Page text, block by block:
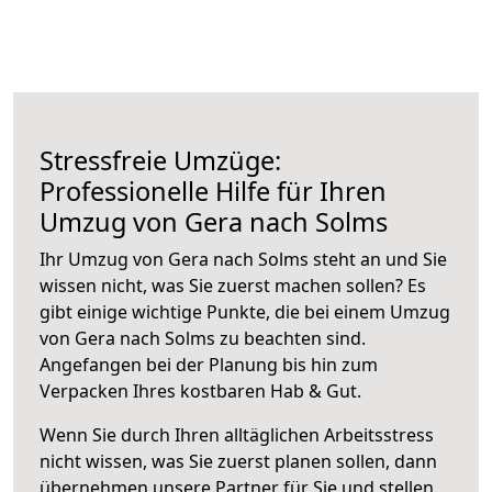
Stressfreie Umzüge:
Professionelle Hilfe für Ihren
Umzug von Gera nach Solms
Ihr Umzug von Gera nach Solms steht an und Sie
wissen nicht, was Sie zuerst machen sollen? Es
gibt einige wichtige Punkte, die bei einem Umzug
von Gera nach Solms zu beachten sind.
Angefangen bei der Planung bis hin zum
Verpacken Ihres kostbaren Hab & Gut.
Wenn Sie durch Ihren alltäglichen Arbeitsstress
nicht wissen, was Sie zuerst planen sollen, dann